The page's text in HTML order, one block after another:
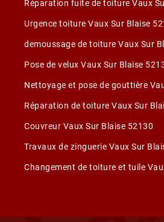
Réparation fuite de toiture Vaux
Urgence toiture Vaux Sur Blaise
demoussage de toiture Vaux Sur
Pose de velux Vaux Sur Blaise
Nettoyage et pose de gouttière
Réparation de toiture Vaux Sur
Couvreur Vaux Sur Blaise 52130
Travaux de zinguerie Vaux Sur
Changement de toiture et tuile